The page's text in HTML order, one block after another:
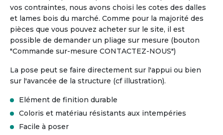
vos contraintes, nous avons choisi les cotes des dalles
et lames bois du marché. Comme pour la majorité des
pièces que vous pouvez acheter sur le site, il est
possible de demander un pliage sur mesure (bouton
"Commande sur-mesure CONTACTEZ-NOUS")
La pose peut se faire directement sur l'appui ou bien
sur l'avancée de la structure (cf illustration).
Elément de finition durable
Coloris et matériau résistants aux intempéries
Facile à poser